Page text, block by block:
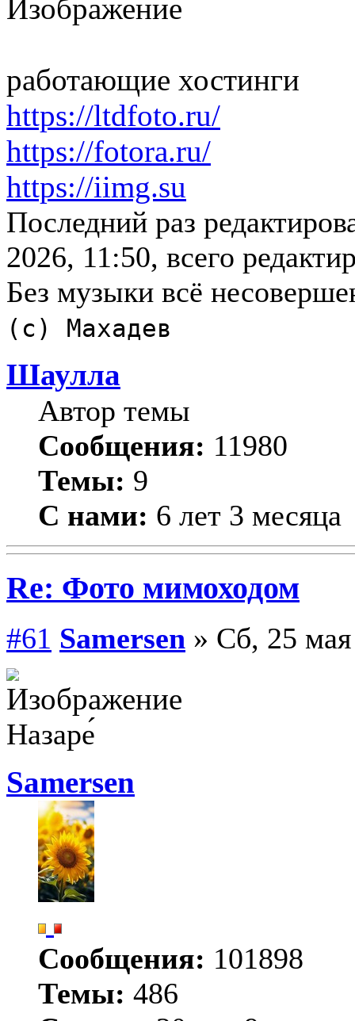
работающие хостинги
https://ltdfoto.ru/
https://fotora.ru/
https://iimg.su
Последний раз
2026, 11:50, всего
Без музыки всё
(с) Махадев
Шаулла
Автор темы
Сообщения: 11980
Темы: 9
С нами: 6 лет 3 месяца
Re: Фото мимоходом
#61 Samersen » Сб, 25
Назаре́
Samersen
Сообщения: 101898
Темы: 486